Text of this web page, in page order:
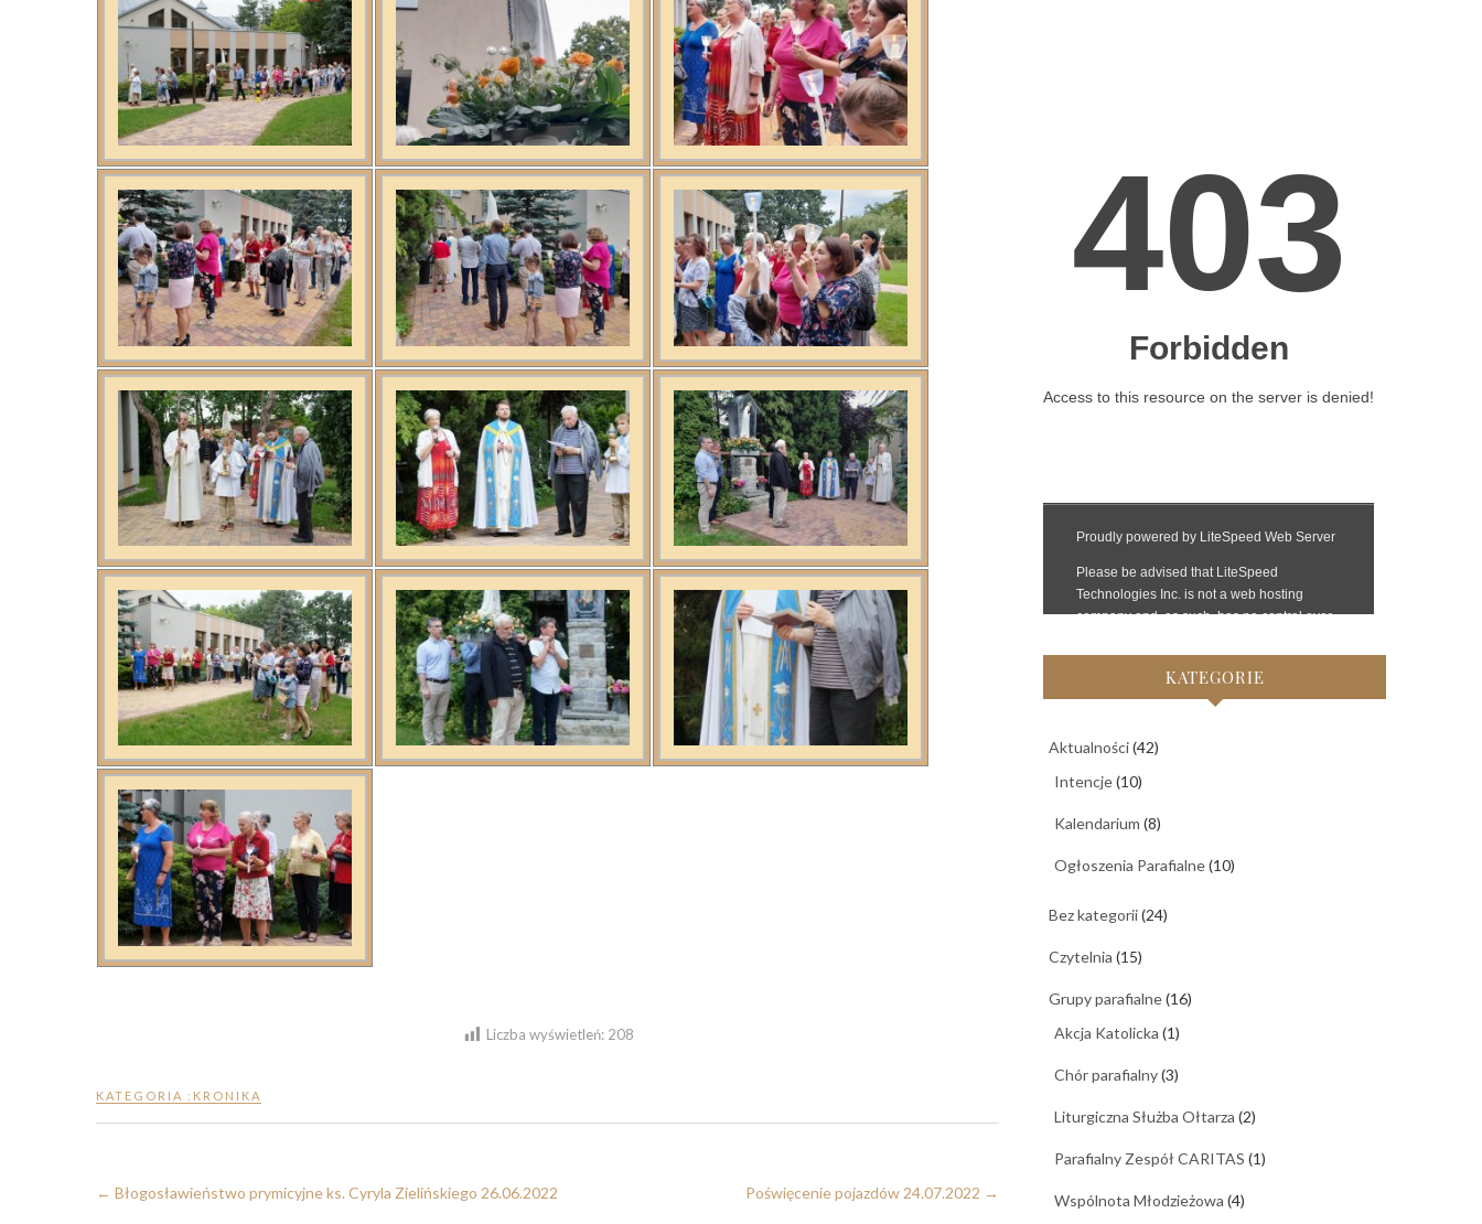
Liczba wyświetleń: 208
KATEGORIA : KRONIKA
← Błogosławieństwo prymicyjne ks. Cyryla Zielińskiego 26.06.2022 Poświęcenie pojazdów 24.07.2022 →
KATEGORIE
Aktualności(42)
Intencje(10)
Kalendarium (8)
Ogłoszenia Parafialne(10)
Bez kategorii(24)
Czytelnia (15)
Grupy parafialne(16)
Akcja Katolicka (1)
Chór parafialny(3)
Liturgiczna Służba Ołtarza (2)
Parafialny Zespół CARITAS (1)
Wspólnota Młodzieżowa (4)